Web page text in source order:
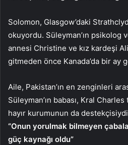
Solomon, Glasgow’daki
okuyordu. Süleyman’ın psikolog
annesi Christine ve kız kardeşi
gitmeden önce Kanada’da bir ay
Aile, Pakistan’ın en zenginleri
Süleyman’ın babası, Kral
hayır kurumunun da
“Onun yorulmak bilmeyen
güç kaynağı oldu”